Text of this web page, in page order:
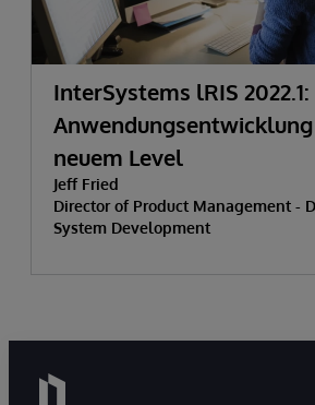
InterSystems lRIS 2022.1:
neuem Level
Jeff Fried
Director of Product Management -
System Development